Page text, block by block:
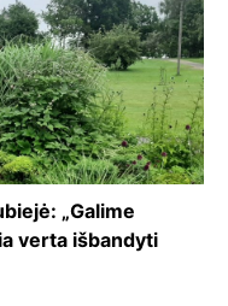
„Galime
verta išbandyti